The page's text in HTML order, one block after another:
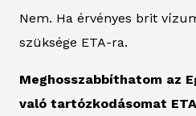
Nem. Ha érvényes brit
szüksége ETA-ra.
Meghosszabbíthatom az
való tartózkodásomat